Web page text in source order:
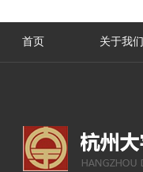
首页 关于我们